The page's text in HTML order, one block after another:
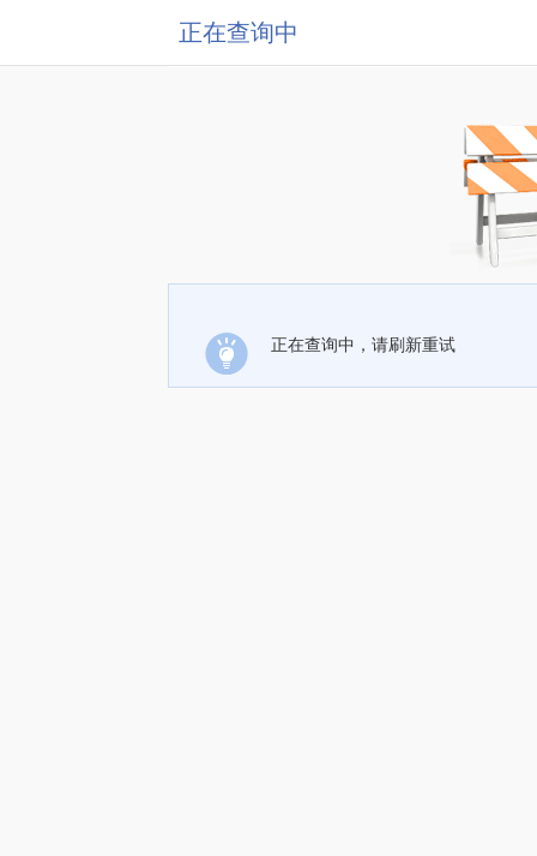
正在查询中
正在查询中，请刷新重试